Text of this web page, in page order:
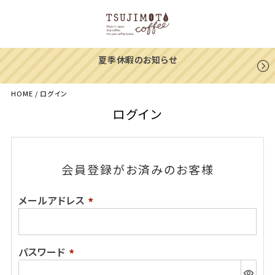
夏季休暇のお知らせ
HOME ログイン
ログイン
会員登録がお済みのお客様
メールアドレス
須)
パスワード